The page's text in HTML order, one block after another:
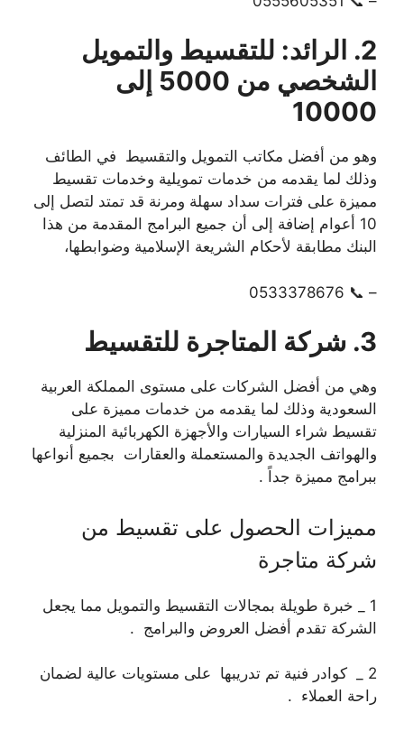
2. الرائد: للتقسيط والتمويل
الشخصي من 5000 إلى
10000
وهو من أفضل مكاتب التمويل والتقسيط في الطائف
وذلك لما يقدمه من خدمات تمويلية وخدمات تقسيط
مميزة على فترات سداد سهلة ومرنة قد تمتد لتصل إلى
10 أعوام إضافة إلى أن جميع البرامج المقدمة من هذا
البنك مطابقة لأحكام الشريعة الإسلامية وضوابطها،
– 📞 0533378676
3. شركة المتاجرة للتقسيط
وهي من أفضل الشركات على مستوى المملكة العربية
السعودية وذلك لما يقدمه من خدمات مميزة على
تقسيط شراء السيارات والأجهزة الكهربائية المنزلية
والهواتف الجديدة والمستعملة والعقارات بجميع أنواعها
ببرامج مميزة جداً .
مميزات الحصول على تقسيط من
شركة متاجرة
1 _ خبرة طويلة بمجالات التقسيط والتمويل مما يجعل
الشركة تقدم أفضل العروض والبرامج .
2 _ كوادر فنية تم تدريبها على مستويات عالية لضمان
راحة العملاء .